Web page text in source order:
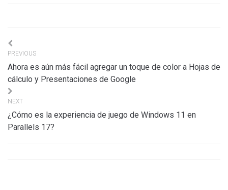
Navigation
de
l’article
PREVIOUS
Ahora es aún más fácil agregar un toque de color a Hojas de
cálculo y Presentaciones de Google
NEXT
¿Cómo es la experiencia de juego de Windows 11 en
Parallels 17?